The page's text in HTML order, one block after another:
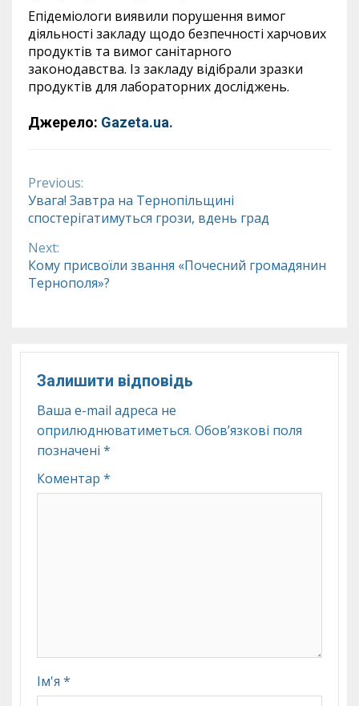
Епідеміологи виявили порушення вимог
діяльності закладу щодо безпечності харчових
продуктів та вимог санітарного
законодавства. Із закладу відібрали зразки
продуктів для лабораторних досліджень.
Джерело: Gazeta.ua.
Continue
Reading
Previous:
Увага! Завтра на Тернопільщині
спостерігатимуться грози, вдень град
Next:
Кому присвоїли звання «Почесний громадянин
Тернополя»?
Залишити відповідь
Ваша e-mail адреса не
оприлюднюватиметься. Обов’язкові поля
позначені *
Коментар *
Ім'я *